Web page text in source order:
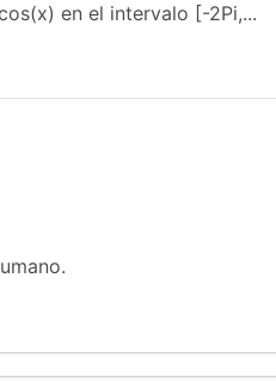
en el intervalo [-2Pi,...